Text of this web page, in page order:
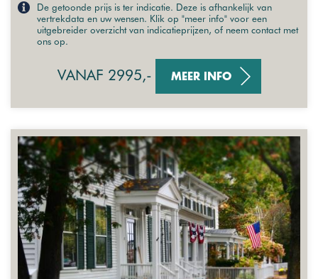
De getoonde prijs is ter indicatie. Deze is afhankelijk van
vertrekdata en uw wensen. Klik op "meer info" voor een
uitgebreider overzicht van indicatieprijzen, of neem contact met
ons op.
VANAF 2995,- MEER INFO